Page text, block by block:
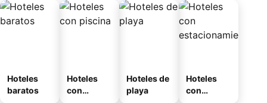
Hoteles
baratos
Hoteles
con
Hoteles de
playa
Hoteles
con